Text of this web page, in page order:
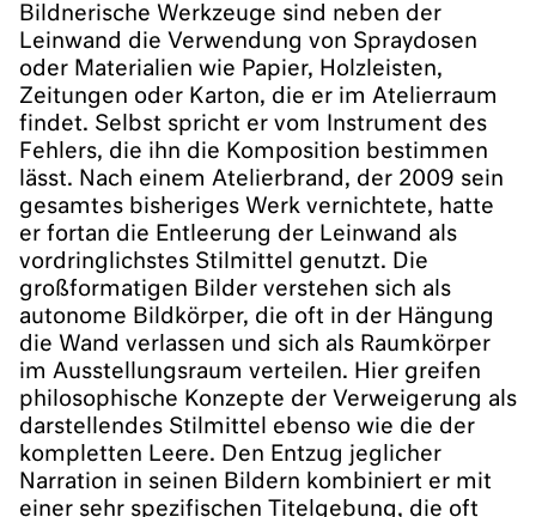
Bildnerische Werkzeuge sind neben der
Leinwand die Verwendung von Spraydosen
oder Materialien wie Papier, Holzleisten,
Zeitungen oder Karton, die er im Atelierraum
findet. Selbst spricht er vom Instrument des
Fehlers, die ihn die Komposition bestimmen
lässt. Nach einem Atelierbrand, der 2009 sein
gesamtes bisheriges Werk vernichtete, hatte
er fortan die Entleerung der Leinwand als
vordringlichstes Stilmittel genutzt. Die
großformatigen Bilder verstehen sich als
autonome Bildkörper, die oft in der Hängung
die Wand verlassen und sich als Raumkörper
im Ausstellungsraum verteilen. Hier greifen
philosophische Konzepte der Verweigerung als
darstellendes Stilmittel ebenso wie die der
kompletten Leere. Den Entzug jeglicher
Narration in seinen Bildern kombiniert er mit
einer sehr spezifischen Titelgebung, die oft